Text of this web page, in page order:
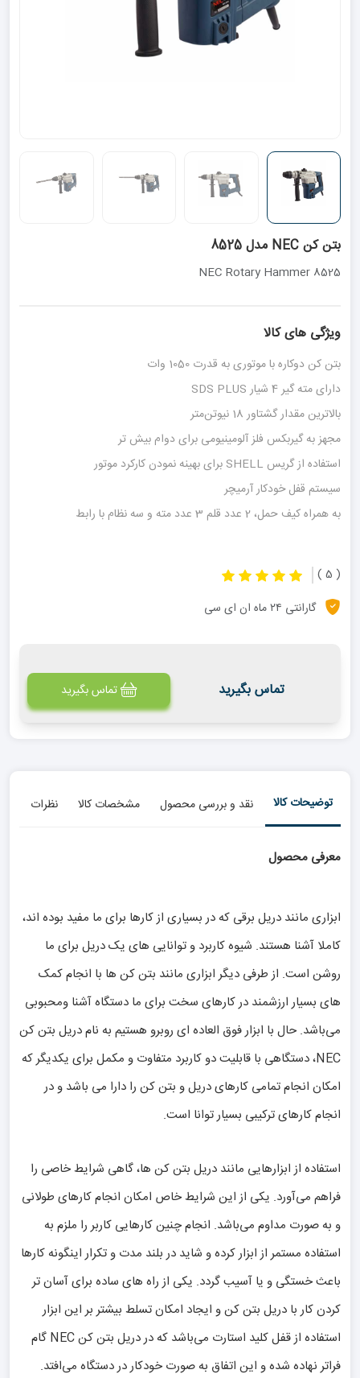
بتن کن NEC مدل 8525
NEC Rotary Hammer 8525
ویژگی های کالا
بتن کن دوکاره با موتوری به قدرت 1050 وات
دارای مته گیر 4 شیار SDS PLUS
بالاترین مقدار گشتاور 18 نیوتن‌متر
مجهز به گیربکس فلز آلومینیومی برای دوام بیش تر
استفاده از گریس SHELL برای بهینه نمودن کارکرد موتور
سیستم قفل خودکار آرمیچر
به همراه کیف حمل، 2 عدد قلم 3 عدد مته و سه نظام با رابط
( 5 )
گارانتی ۲۴ ماه ان ای سی
تماس بگیرید تماس بگیرید
توضیحات کالا نقد و بررسی محصول مشخصات کالا نظرات
معرفی محصول
ابزاری مانند دریل برقی که در بسیاری از کارها برای ما مفید بوده اند،
کاملا آشنا هستند. شیوه کاربرد و توانایی های یک دریل برای ما
روشن است. از طرفی دیگر ابزاری مانند بتن کن ها با انجام کمک
های بسیار ارزشمند در کارهای سخت برای ما دستگاه آشنا ومحبوبی
می‌باشد. حال با ابزار فوق العاده ای روبرو هستیم به نام دریل بتن کن
NEC، دستگاهی با قابلیت دو کاربرد متفاوت و مکمل برای یکدیگر که
امکان انجام تمامی کارهای دریل و بتن کن را دارا می باشد و در
انجام کارهای ترکیبی بسیار توانا است.
استفاده از ابزارهایی مانند دریل بتن کن ها، گاهی شرایط خاصی را
فراهم می‌آورد. یکی از این شرایط خاص امکان انجام کارهای طولانی
و به صورت مداوم می‌باشد. انجام چنین کارهایی کاربر را ملزم به
استفاده مستمر از ابزار کرده و شاید در بلند مدت و تکرار اینگونه کارها
باعث خستگی و یا آسیب گردد. یکی از راه های ساده برای آسان تر
کردن کار با دریل بتن کن و ایجاد امکان تسلط بیشتر بر این ابزار
استفاده از قفل کلید استارت می‌باشد که در دریل بتن کن NEC گام
فراتر نهاده شده و این اتفاق به صورت خودکار در دستگاه می‌افتد.